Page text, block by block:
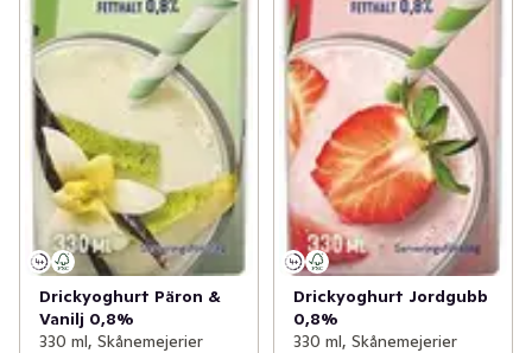
Drickyoghurt Päron &
Vanilj 0,8%
330 ml, Skånemejerier
Drickyoghurt Jordgubb
0,8%
330 ml, Skånemejerier